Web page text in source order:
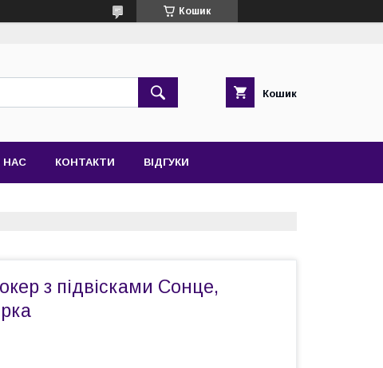
Кошик
Кошик
НАС КОНТАКТИ ВІДГУКИ
з підвісками Сонце,